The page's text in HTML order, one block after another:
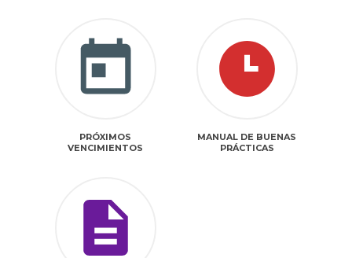
PRÓXIMOS
VENCIMIENTOS
MANUAL DE BUENAS
PRÁCTICAS